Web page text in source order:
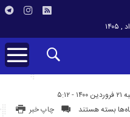
چاپ خبر
برای
بسته هستند